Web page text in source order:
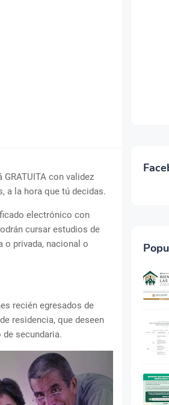
con validez
a la hora que tú decidas.
electrónico con
cursar estudios de
o privada, nacional o
recién egresados de
residencia, que deseen
secundaria.